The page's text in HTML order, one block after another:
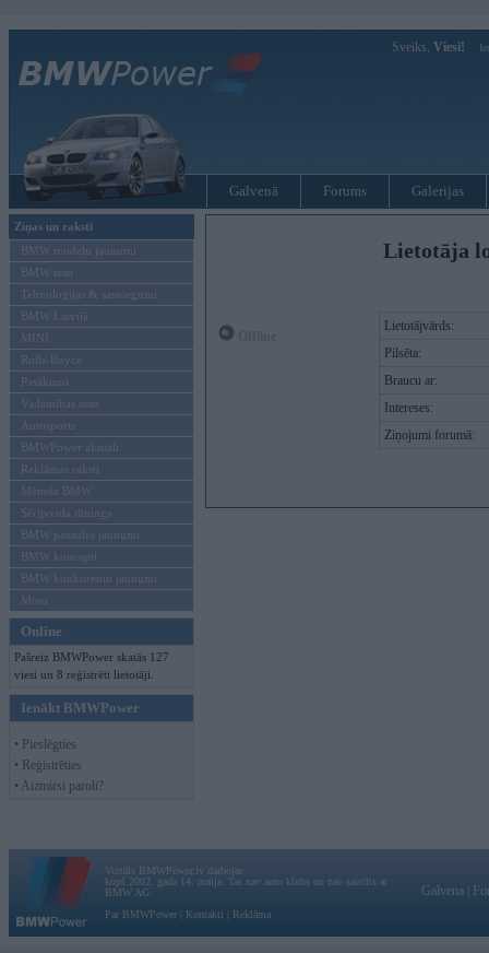
Sveiks, Viesi!
Galvenā Forums Galerijas
Ziņas un raksti
BMW modeļu jaunumi
BMW testi
Tehnoloģijas & sasniegumi
BMW Latvijā
MINI
Rolls-Royce
Pasākumi
Vadāmības tests
Autosports
BMWPower aktuāli
Reklāmas raksti
Mēneša BMW
Sērijveida tūnings
BMW pasaules jaunumi
BMW koncepti
BMW konkurentu jaunumi
Moto
Online
Pašreiz BMWPower skatās 127
viesi un 8 reģistrēti lietotāji.
Ienākt BMWPower
• Pieslēgties
• Reģistrēties
• Aizmirsi paroli?
Lietotāja
Lietotājvārds:
Pilsēta:
Braucu ar:
Intereses:
Ziņojumi forumā:
Vortāls BMWPower.lv darbojas
kopš 2002. gada 14. maija. Tas nav auto klubs un nav saistīts ar
BMW AG.
Par BMWPower
Kontakti Reklāma
Galvena